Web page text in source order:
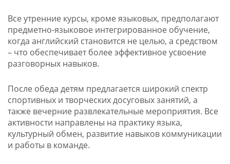
Все утренние курсы, кроме языковых, предполагают
предметно-языковое интегрированное обучение,
когда английский становится не целью, а средством
– что обеспечивает более эффективное усвоение
разговорных навыков.
После обеда детям предлагается широкий спектр
спортивных и творческих досуговых занятий, а
также вечерние развлекательные мероприятия. Все
активности направлены на практику языка,
культурный обмен, развитие навыков коммуникации
и работы в команде.